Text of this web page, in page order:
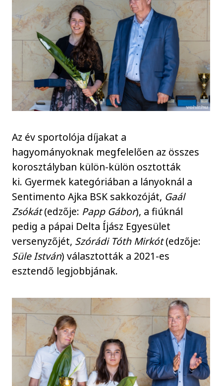
Az év sportolója díjakat a
hagyományoknak megfelelően az összes
korosztályban külön-külön osztották
ki. Gyermek kategóriában a lányoknál a
Sentimento Ajka BSK sakkozóját, Gaál
Zsókát(edzője: Papp Gábor), a fiúknál
pedig a pápai Delta Íjász Egyesület
versenyzőjét, Szórádi Tóth Mirkót(edzője:
Süle István) választották a 2021-es
esztendő legjobbjának.